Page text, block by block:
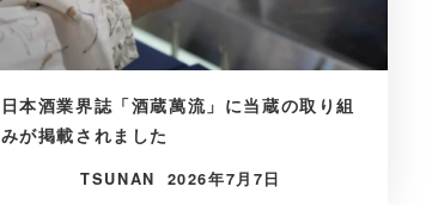
日本酒業界誌「酒蔵萬流」に当蔵の取り組
みが掲載されました
TSUNAN 2026年7月7日